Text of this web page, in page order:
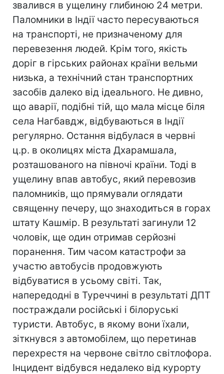
звалився в ущелину глибиною 24 метри.
Паломники в Індії часто пересуваються
на транспорті, не призначеному для
перевезення людей. Крім того, якість
доріг в гірських районах країни вельми
низька, а технічний стан транспортних
засобів далеко від ідеального. Не дивно,
що аварії, подібні тій, що мала місце біля
села Нагбавдж, відбуваються в Індії
регулярно. Остання відбулася в червні
ц.р. в околицях міста Дхарамшала,
розташованого на півночі країни. Тоді в
ущелину впав автобус, який перевозив
паломників, що прямували оглядати
священну печеру, що знаходиться в горах
штату Кашмір. В результаті загинули 12
чоловік, ще один отримав серйозні
поранення. Тим часом катастрофи за
участю автобусів продовжують
відбуватися в усьому світі. Так,
напередодні в Туреччині в результаті ДПТ
постраждали російські і білоруські
туристи. Автобус, в якому вони їхали,
зіткнувся з автомобілем, що перетинав
перехрестя на червоне світло світлофора.
Інцидент відбувся недалеко від курорту